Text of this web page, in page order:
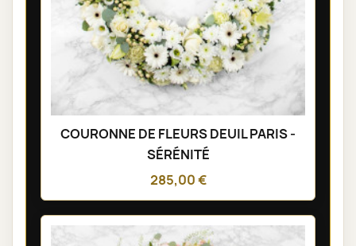
COURONNE DE FLEURS DEUIL PARIS -
SÉRÉNITÉ
285,00 €